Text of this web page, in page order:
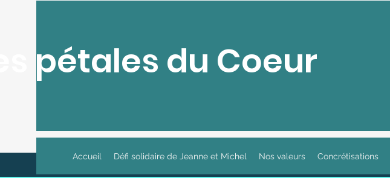
pétales du Coeur
Accueil Défi solidaire de Jeanne et Michel Nos valeurs Concrétisations